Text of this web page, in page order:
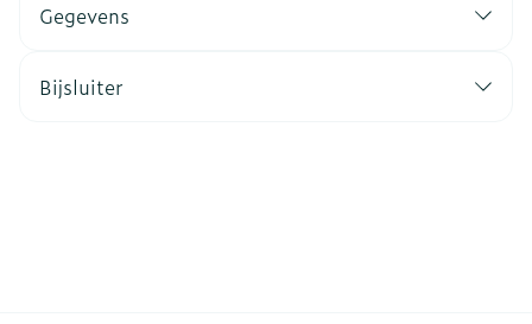
Gegevens
Bijsluiter